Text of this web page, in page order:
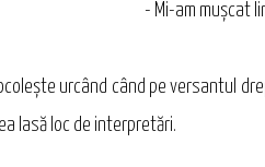
- Mi-am muşcat
urcând când pe versantul
lasă loc de interpretări.